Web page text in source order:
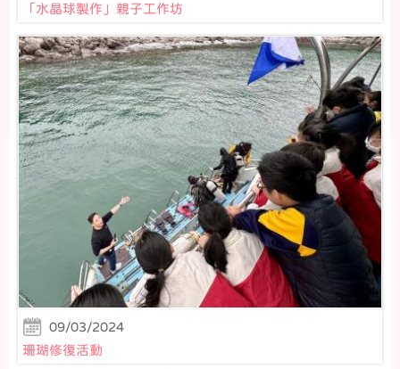
「水晶球製作」親子工作坊
09/03/2024
珊瑚修復活動